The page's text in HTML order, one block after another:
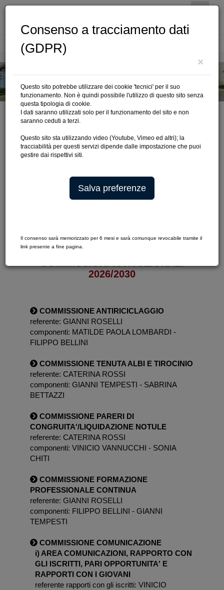
Cerca
COMMISSIONI
COMMISSIONI ISTITUZIONALI
COMMISSIONI DI STUDIO
COMMISSIONI ISTITUZIONALI
2026/2030
COMMISSIONE ANTIRICICLAGGIO
referente: GIANNI ROSELLI
componenti: MATILDE PAOLA LOMBARDI -
FILIPPO BELLINI
COMMISSIONE TENUTA ALBI E TIROCINIO
referente: CATERINA ROSSI
componenti: GIANNI TEMPESTI - SABRINA
BETTAZZI
COMMISSIONE PARERI DI
CONGRUITA'/LIQUIDAZIONE NOTULE
referente: CATERINA ROSSI
componenti: VINICIO VANNUCCHI - SONIA
CHITI
COMMISSIONE FORMAZIONE
PROFESSIONALE CONTINUA
referente: GIANNI ROSELLI
componenti: FILIPPO BELLINI - GIANNI
TEMPESTI
COMMISSIONE COMUNICAZIONE
i) AREA COMUNICAZIONI, RAPPORTO CON
GLI ISCRITTI, PARI OPPORTUNITA' E
RAPPORTI CON I GIOVANI
referente rapporti con gli iscritti: VINICIO
Consenso a tracciamento dati
(GDPR)
×
Questo sito potrebbe utilizzare dei cookie 'tecnici' per il suo
funzionamento. Non è quindi possibile l'utilizzo di questo sito senza
questa tipologia di cookie.
I dati saranno utilizzati solo per il funzionamento del sito e non
saranno ceduti a terzi.
Questo sito sta utilizzando video (Youtube, Vimeo ed altri); la
tracciabilità per questi servizi dipende dalle impostazione che puoi
gestire dai rispettivi siti.
Salva preferenze
Il consenso sarà memorizzato per 6 mesi e sarà comunque revocabile tramite il
link presente a fine pagina.